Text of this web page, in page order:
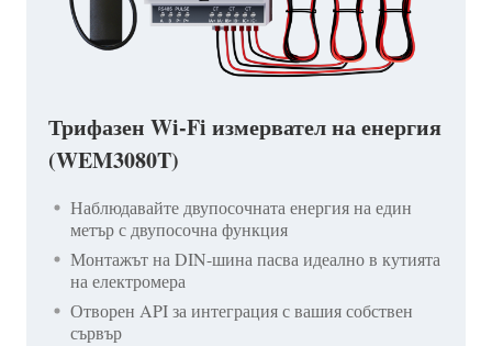
Трифазен Wi-Fi измервател на енергия
(WEM3080T)
Наблюдавайте двупосочната енергия на един
метър с двупосочна функция
Монтажът на DIN-шина пасва идеално в кутията
на електромера
Отворен API за интеграция с вашия собствен
сървър